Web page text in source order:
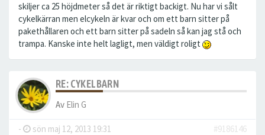
skiljer ca 25 höjdmeter så det är riktigt backigt. Nu har vi sålt
cykelkärran men elcykeln är kvar och om ett barn sitter på
pakethållaren och ett barn sitter på sadeln så kan jag stå och
trampa. Kanske inte helt lagligt, men väldigt roligt
RE: CYKELBARN
Av Elin G
- sön maj 12, 2013 19:31
#9186146